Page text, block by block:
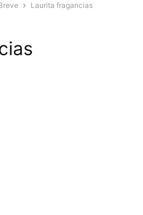
Laurita fragancias